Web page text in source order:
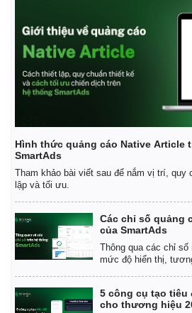
Vụ án
Tin nóng
Tư vấn luật
Vũ
Việt
Hình thức quảng cáo Native Article
SmartAds
Tham khảo bài viết sau để nắm vị trí, quy
lập và tối ưu.
Các chỉ số quảng
của SmartAds
Thông qua các chỉ
mức độ hiển thị,
5 công cụ tạo tiêu
cho thương hiệu